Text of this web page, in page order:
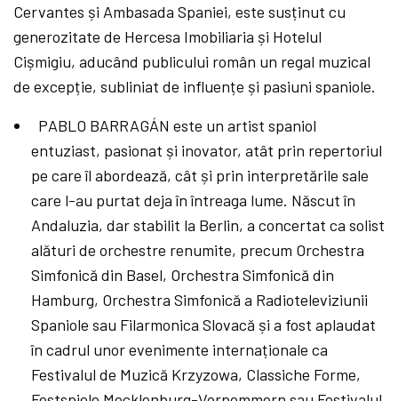
Cervantes și Ambasada Spaniei, este susținut cu
generozitate de Hercesa Imobiliaria și Hotelul
Cișmigiu, aducând publicului român un regal muzical
de excepție, subliniat de influențe și pasiuni spaniole.
PABLO BARRAGÁN este un artist spaniol
entuziast, pasionat și inovator, atât prin repertoriul
pe care îl abordează, cât și prin interpretările sale
care l-au purtat deja în întreaga lume. Născut în
Andaluzia, dar stabilit la Berlin, a concertat ca solist
alături de orchestre renumite, precum Orchestra
Simfonică din Basel, Orchestra Simfonică din
Hamburg, Orchestra Simfonică a Radioteleviziunii
Spaniole sau Filarmonica Slovacă și a fost aplaudat
în cadrul unor evenimente internaționale ca
Festivalul de Muzică Krzyzowa, Classiche Forme,